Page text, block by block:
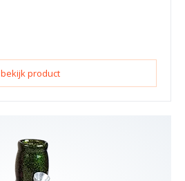
bekijk product